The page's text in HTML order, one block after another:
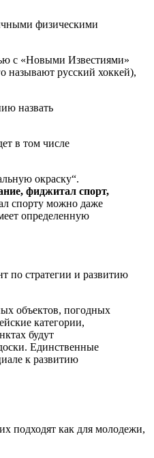
физическими
с «Новыми Известиями»
называют русский хоккей),
назвать
в том числе
окраску“.
фиджитал спорт,
спорту можно даже
определенную
по стратегии и развитию
объектов, погодных
категории,
будут
Единственные
к развитию
подходят как для молодежи,